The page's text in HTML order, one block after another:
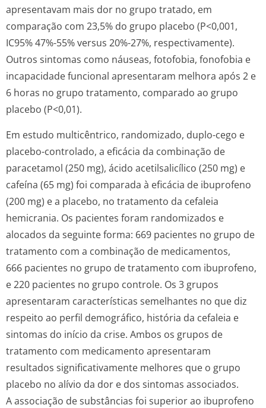
apresentavam mais dor no grupo tratado, em
comparação com 23,5% do grupo placebo (P<0,001,
IC95% 47%-55% versus 20%-27%, respectivamente).
Outros sintomas como náuseas, fotofobia, fonofobia e
incapacidade funcional apresentaram melhora após 2 e
6 horas no grupo tratamento, comparado ao grupo
placebo (P<0,01).
Em estudo multicêntrico, randomizado, duplo-cego e
placebo-controlado, a eficácia da combinação de
paracetamol (250 mg), ácido acetilsalicílico (250 mg) e
cafeína (65 mg) foi comparada à eficácia de ibuprofeno
(200 mg) e a placebo, no tratamento da cefaleia
hemicrania. Os pacientes foram randomizados e
alocados da seguinte forma: 669 pacientes no grupo de
tratamento com a combinação de medicamentos,
666 pacientes no grupo de tratamento com ibuprofeno,
e 220 pacientes no grupo controle. Os 3 grupos
apresentaram características semelhantes no que diz
respeito ao perfil demográfico, história da cefaleia e
sintomas do início da crise. Ambos os grupos de
tratamento com medicamento apresentaram
resultados significativamente melhores que o grupo
placebo no alívio da dor e dos sintomas associados.
A associação de substâncias foi superior ao ibuprofeno